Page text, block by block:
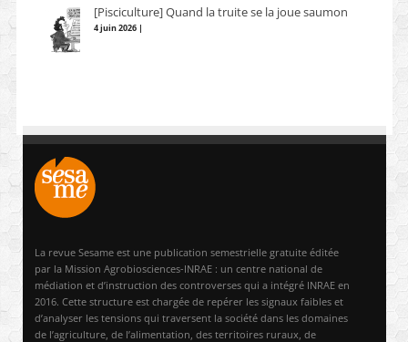
[Pisciculture] Quand la truite se la joue saumon
4 juin 2026 |
La revue Sesame est une publication semestrielle gratuite éditée
par la Mission Agrobiosciences-INRAE : un centre national de
médiation et d’instruction des controverses qui a intégré INRAE en
2016. Cette structure est chargée de repérer les signaux faibles et
d’analyser les tensions qui traversent la société dans les domaines
de l’agriculture, de l’alimentation, des territoires ruraux, de